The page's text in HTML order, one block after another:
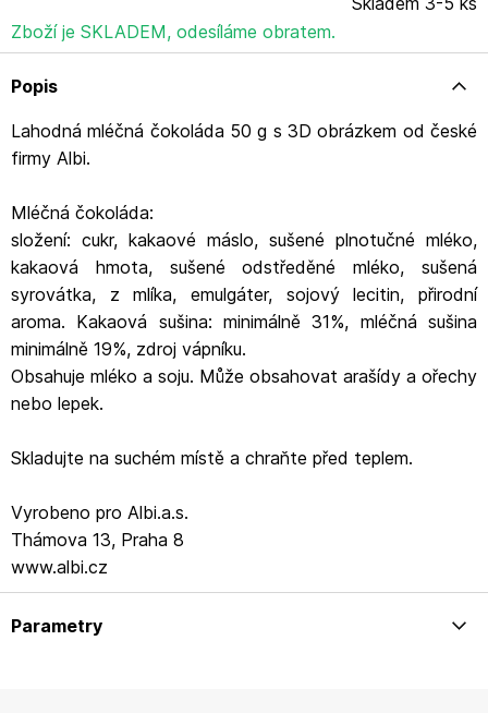
Zboží je SKLADEM, odesíláme obratem.
Popis
Lahodná mléčná čokoláda 50 g s 3D obrázkem od české
firmy Albi.
Mléčná čokoláda:
složení: cukr, kakaové máslo, sušené plnotučné mléko,
kakaová hmota, sušené odstředěné mléko, sušená
syrovátka, z mlíka, emulgáter, sojový lecitin, přirodní
aroma. Kakaová sušina: minimálně 31%, mléčná sušina
minimálně 19%, zdroj vápníku.
Obsahuje mléko a soju. Může obsahovat arašídy a ořechy
nebo lepek.
Skladujte na suchém místě a chraňte před teplem.
Vyrobeno pro Albi.a.s.
Thámova 13, Praha 8
www.albi.cz
Parametry